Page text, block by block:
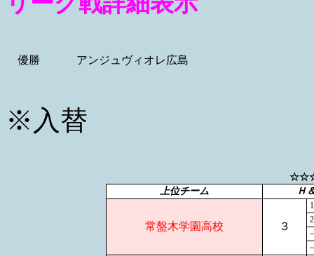
優勝 アンジュヴィオレ広島
※入替
上位チーム
Ｈ
常盤木学園高校 ３
1
2